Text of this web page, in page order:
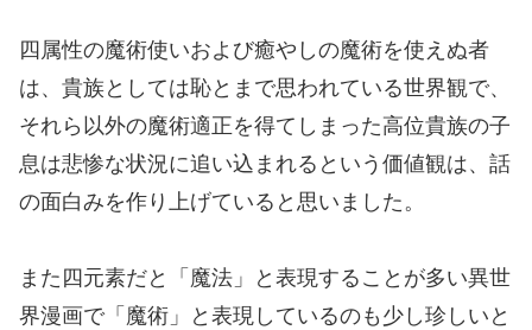
四属性の魔術使いおよび癒やしの魔術を使えぬ者
は、貴族としては恥とまで思われている世界観で、
それら以外の魔術適正を得てしまった高位貴族の子
息は悲惨な状況に追い込まれるという価値観は、話
の面白みを作り上げていると思いました。
また四元素だと「魔法」と表現することが多い異世
界漫画で「魔術」と表現しているのも少し珍しいと